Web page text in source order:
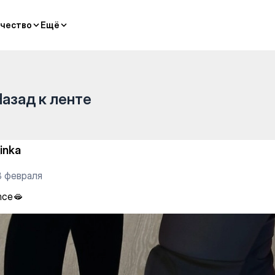
Ещё
Ещё
к ленте
февраля